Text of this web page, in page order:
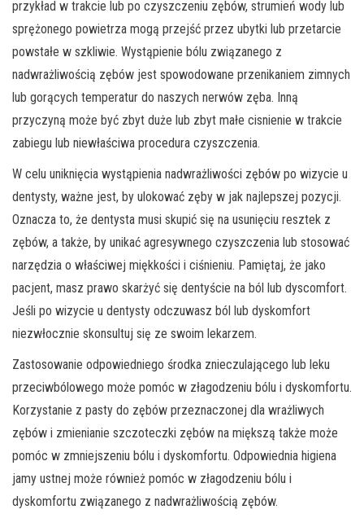
przykład w trakcie lub po czyszczeniu zębów, strumień wody lub
sprężonego powietrza mogą przejść przez ubytki lub przetarcie
powstałe w szkliwie. Wystąpienie bólu związanego z
nadwrażliwością zębów jest spowodowane przenikaniem zimnych
lub gorących temperatur do naszych nerwów zęba. Inną
przyczyną może być zbyt duże lub zbyt małe cisnienie w trakcie
zabiegu lub niewłaściwa procedura czyszczenia.
W celu uniknięcia wystąpienia nadwrażliwości zębów po wizycie u
dentysty, ważne jest, by ulokować zęby w jak najlepszej pozycji.
Oznacza to, że dentysta musi skupić się na usunięciu resztek z
zębów, a także, by unikać agresywnego czyszczenia lub stosować
narzędzia o właściwej miękkości i ciśnieniu. Pamiętaj, że jako
pacjent, masz prawo skarżyć się dentyście na ból lub dyscomfort.
Jeśli po wizycie u dentysty odczuwasz ból lub dyskomfort
niezwłocznie skonsultuj się ze swoim lekarzem.
Zastosowanie odpowiedniego środka znieczulającego lub leku
przeciwbólowego może pomóc w złagodzeniu bólu i dyskomfortu.
Korzystanie z pasty do zębów przeznaczonej dla wrażliwych
zębów i zmienianie szczoteczki zębów na miększą także może
pomóc w zmniejszeniu bólu i dyskomfortu. Odpowiednia higiena
jamy ustnej może również pomóc w złagodzeniu bólu i
dyskomfortu związanego z nadwrażliwością zębów.